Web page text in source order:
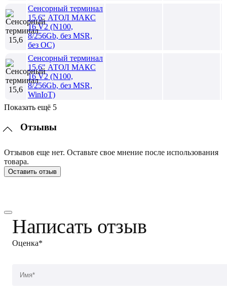
Сенсорный терминал
15,6" АТОЛ МАКС
16 V2 (N100,
8/256Gb, без MSR,
без ОС)
Сенсорный терминал
15,6" АТОЛ МАКС
16 V2 (N100,
8/256Gb, без MSR,
WinIoT)
Показать ещё 5
Отзывы
Отзывов еще нет. Оставьте свое мнение после использования
товара.
Оставить отзыв
Написать отзыв
Оценка*